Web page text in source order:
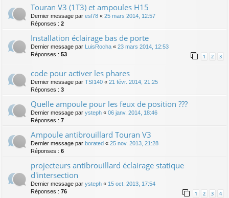
Touran V3 (1T3) et ampoules H15
Dernier message par esl78 « 25 mars 2014, 12:57
Réponses : 2
Installation éclairage bas de porte
Dernier message par LuisRocha « 23 mars 2014, 12:53
Réponses : 53 1 2 3
code pour activer les phares
Dernier message par TSI140 « 21 févr. 2014, 21:25
Réponses : 3
Quelle ampoule pour les feux de position ???
Dernier message par ysteph « 06 janv. 2014, 18:46
Réponses : 7
Ampoule antibrouillard Touran V3
Dernier message par borated « 25 nov. 2013, 21:28
Réponses : 6
projecteurs antibrouillard éclairage statique
d'intersection
Dernier message par ysteph « 15 oct. 2013, 17:54
Réponses : 76 1 2 3 4